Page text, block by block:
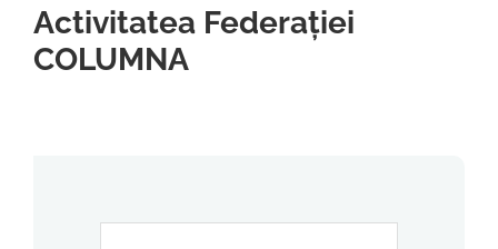
Activitatea Federației
COLUMNA